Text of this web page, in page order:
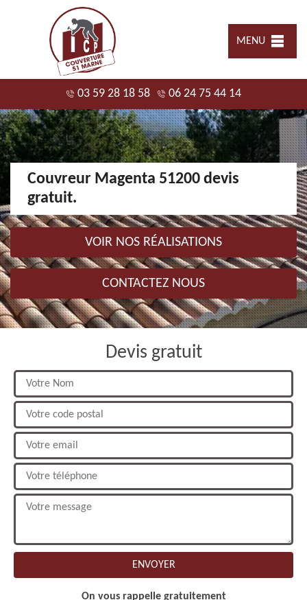
MENU
03 59 28 18 58 06 24 75 44 14
Couvreur Magenta 51200 devis
gratuit.
VOIR NOS RÉALISATIONS
CONTACTEZ NOUS
Devis gratuit
On vous rappelle gratuitement